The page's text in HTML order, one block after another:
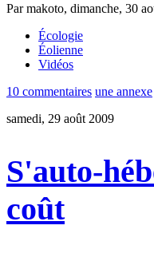
Par makoto, dimanche, 30
Écologie
Éolienne
Vidéos
10 commentaires une annexe
samedi, 29 août 2009
S'auto-
coût